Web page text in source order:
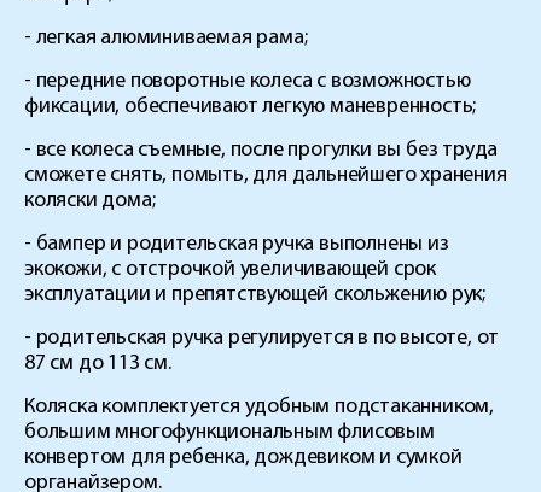
- легкая алюминиваемая рама;
- передние поворотные колеса с возможностью
фиксации, обеспечивают легкую маневренность;
- все колеса съемные, после прогулки вы без труда
сможете снять, помыть, для дальнейшего хранения
коляски дома;
- бампер и родительская ручка выполнены из
экокожи, с отстрочкой увеличивающей срок
эксплуатации и препятствующей скольжению рук;
- родительская ручка регулируется в по высоте, от
87 см до 113 см.
Коляска комплектуется удобным подстаканником,
большим многофункциональным флисовым
конвертом для ребенка, дождевиком и сумкой
органайзером.